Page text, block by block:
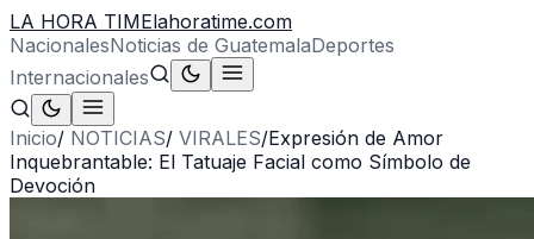
LA HORA TIMElahoratime.com
NacionalesNoticias de GuatemalaDeportes
Internacionales
Inicio/ NOTICIAS/ VIRALES/Expresión de Amor
Inquebrantable: El Tatuaje Facial como Símbolo de
Devoción